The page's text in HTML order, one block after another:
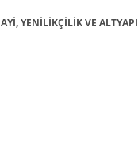
YENİLİKÇİLİK VE ALTYAPI